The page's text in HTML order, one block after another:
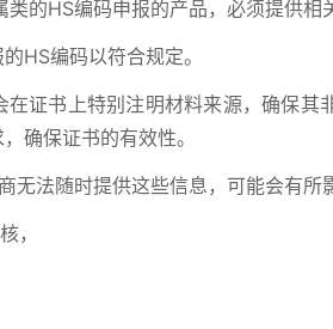
的HS编码申报的产品，必须提供相
HS编码以符合规定。
证书上特别注明材料来源，确保其
确保证书的有效性。
法随时提供这些信息，可能会有所
，